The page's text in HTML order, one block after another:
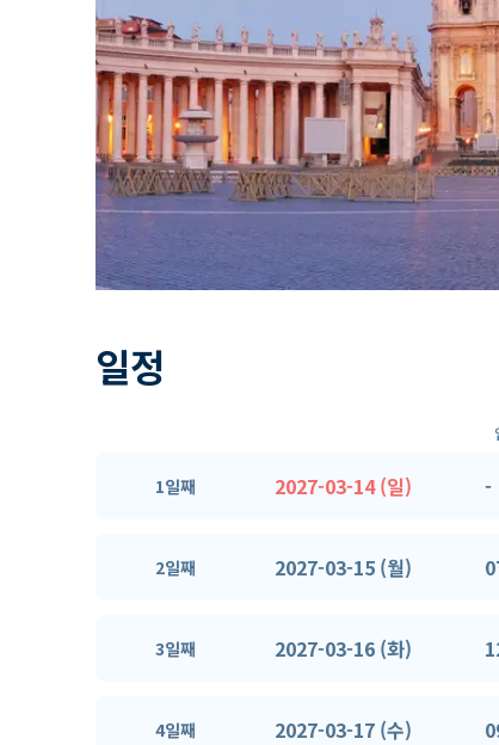
일정
1일째 2027-03-14 (일) -
2일째 2027-03-15 (월)
3일째 2027-03-16 (화)
4일째 2027-03-17 (수)